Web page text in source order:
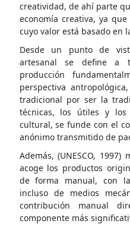
creatividad, de ahí parte
economía creativa, ya
cuyo valor está basado en
Desde un punto de
artesanal se define a
producción
perspectiva
tradicional por ser la
técnicas, los útiles y los
cultural, se funde con el
anónimo transmitido de
Además, (UNESCO,
acoge los productos
de forma manual, con
incluso de medios
contribución manual
componente más